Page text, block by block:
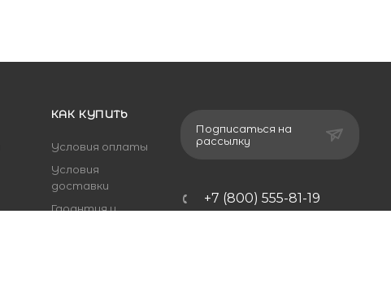
КАК КУПИТЬ
Условия оплаты
Условия
доставки
Гарантия и
Подписаться на
рассылку
+7 (800) 555-81-19